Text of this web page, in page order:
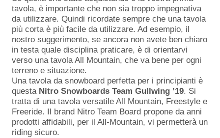
tavola, è importante che non sia troppo impegnativa
da utilizzare. Quindi ricordate sempre che una tavola
più corta è più facile da utilizzare. Ad esempio, il
nostro suggerimento, se ancora non avete ben chiaro
in testa quale disciplina praticare, è di orientarvi
verso una tavola All Mountain, che va bene per ogni
terreno e situazione.
Una tavola da snowboard perfetta per i principianti è
questa Nitro Snowboards Team Gullwing ’19. Si
tratta di una tavola versatile All Mountain, Freestyle e
Freeride. Il brand Nitro Team Board propone da anni
prodotti affidabili, per il All-Mountain, vi permetterà un
riding sicuro.